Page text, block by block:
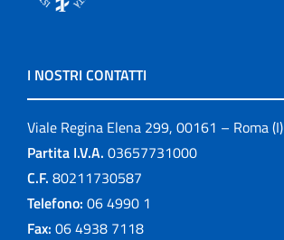
I NOSTRI CONTATTI
Viale Regina Elena 299, 00161 – Roma (I)
Partita I.V.A. 03657731000
C.F. 80211730587
Telefono: 06 4990 1
Fax: 06 4938 7118